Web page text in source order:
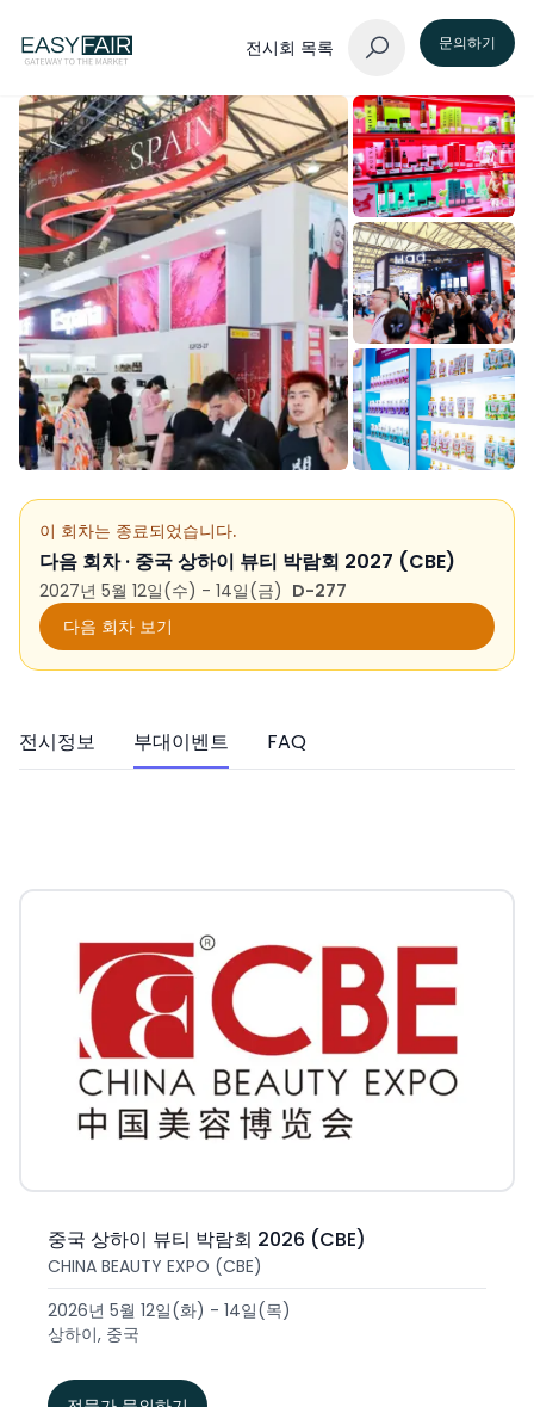
전시회 목록 문의하기
이 회차는 종료되었습니다.
다음 회차 · 중국 상하이 뷰티 박람회 2027 (CBE)
2027년 5월 12일(수) - 14일(금) D-277
다음 회차 보기
전시정보 부대이벤트 FAQ
중국 상하이 뷰티 박람회 2026 (CBE)
CHINA BEAUTY EXPO (CBE)
2026년 5월 12일(화) - 14일(목)
상하이, 중국